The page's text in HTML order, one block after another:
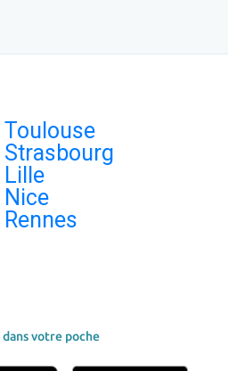
Toulouse
Strasbourg
Lille
Nice
votre poche